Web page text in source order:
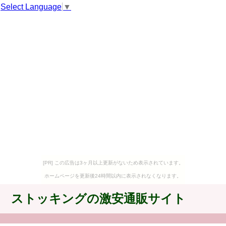
Select Language ▼
[PR] この広告は3ヶ月以上更新がないため表示されています。
ホームページを更新後24時間以内に表示されなくなります。
ストッキングの激安通販サイト